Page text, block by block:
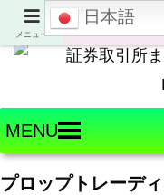
MENU
プロップトレーデ
メニュー
日本語